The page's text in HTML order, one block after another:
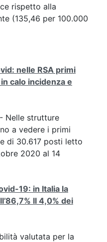
rispetto alla
(135,46 per 100.000
nelle RSA primi
calo incidenza e
- Nelle strutture
a vedere i primi
di 30.617 posti letto
2020 al 14
19: in Italia la
Il 4,0% dei
valutata per la